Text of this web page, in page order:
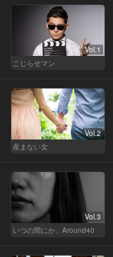
Vol.1
こじらせマン
Vol.2
産まない女
Vol.3
いつの間にか、Around40